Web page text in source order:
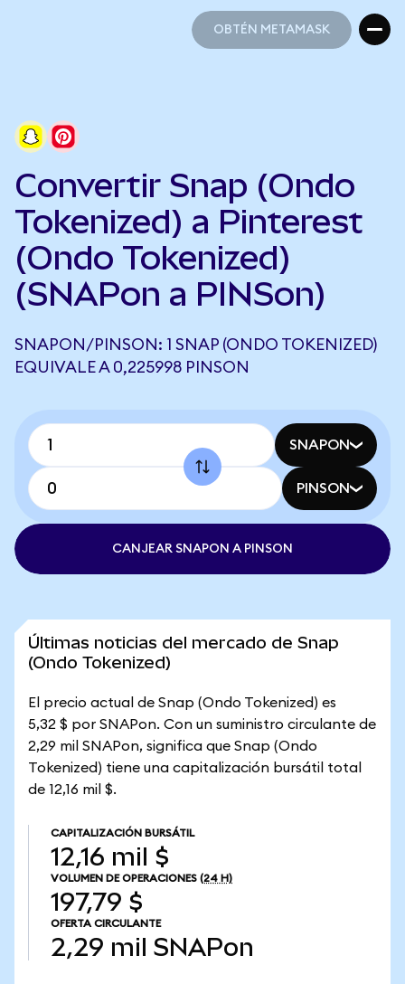
OBTÉN METAMASK
Convertir Snap (Ondo
Tokenized) a Pinterest
(Ondo Tokenized)
(SNAPon a PINSon)
SNAPON/PINSON: 1 SNAP (ONDO TOKENIZED)
EQUIVALE A 0,225998 PINSON
SNAPON
PINSON
CANJEAR SNAPON A PINSON
Últimas noticias del mercado de Snap
(Ondo Tokenized)
El precio actual de Snap (Ondo Tokenized) es
5,32 $ por SNAPon. Con un suministro circulante de
2,29 mil SNAPon, significa que Snap (Ondo
Tokenized) tiene una capitalización bursátil total
de 12,16 mil $.
CAPITALIZACIÓN BURSÁTIL
12,16 mil $
VOLUMEN DE OPERACIONES (24 H)
197,79 $
OFERTA CIRCULANTE
2,29 mil SNAPon